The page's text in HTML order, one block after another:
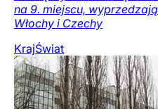
na 9. miejscu,
Włochy i Czechy
KrajŚwiat